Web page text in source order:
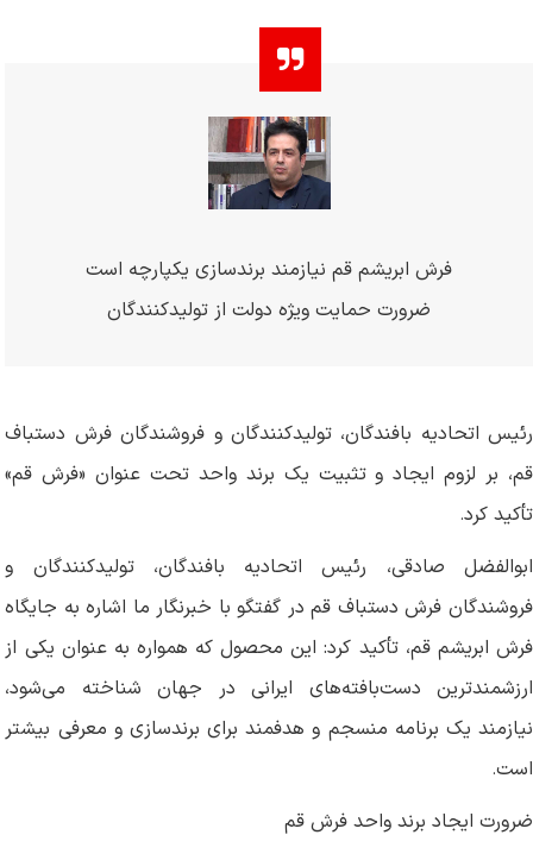
فرش ابریشم قم نیازمند برندسازی یکپارچه است
ضرورت حمایت ویژه دولت از تولیدکنندگان
رئیس اتحادیه بافندگان، تولیدکنندگان و فروشندگان فرش دستباف
قم، بر لزوم ایجاد و تثبیت یک برند واحد تحت عنوان «فرش قم»
تأکید کرد.
ابوالفضل صادقی، رئیس اتحادیه بافندگان، تولیدکنندگان و
فروشندگان فرش دستباف قم در گفتگو با خبرنگار ما اشاره به جایگاه
فرش ابریشم قم، تأکید کرد: این محصول که همواره به عنوان یکی از
ارزشمندترین دست‌بافته‌های ایرانی در جهان شناخته می‌شود،
نیازمند یک برنامه منسجم و هدفمند برای برندسازی و معرفی بیشتر
است.
ضرورت ایجاد برند واحد فرش قم